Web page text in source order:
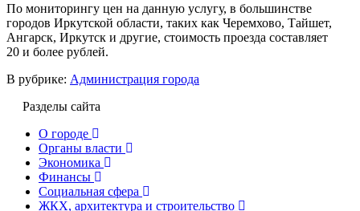
По мониторингу цен на данную услугу, в большинстве
городов Иркутской области, таких как Черемхово, Тайшет,
Ангарск, Иркутск и другие, стоимость проезда составляет
20 и более рублей.
В рубрике: Администрация города
Разделы сайта
О городе
Органы власти
Экономика
Финансы
Социальная сфера
ЖКХ, архитектура и строительство